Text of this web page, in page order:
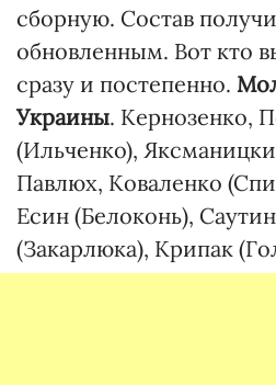
сборную. Состав
обновленным. Вот кто
сразу и постепенно.
Украины. Кернозенко,
(Ильченко),
Павлюх, Коваленко
Есин (Белоконь),
(Закарлюка), Крипак